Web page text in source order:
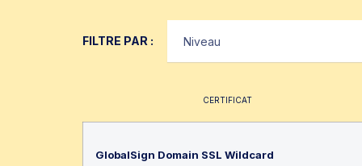
FILTRE PAR :
CERTIFICAT
GlobalSign Domain SSL Wildcard